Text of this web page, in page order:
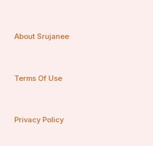
About Srujanee
Terms Of Use
Privacy Policy